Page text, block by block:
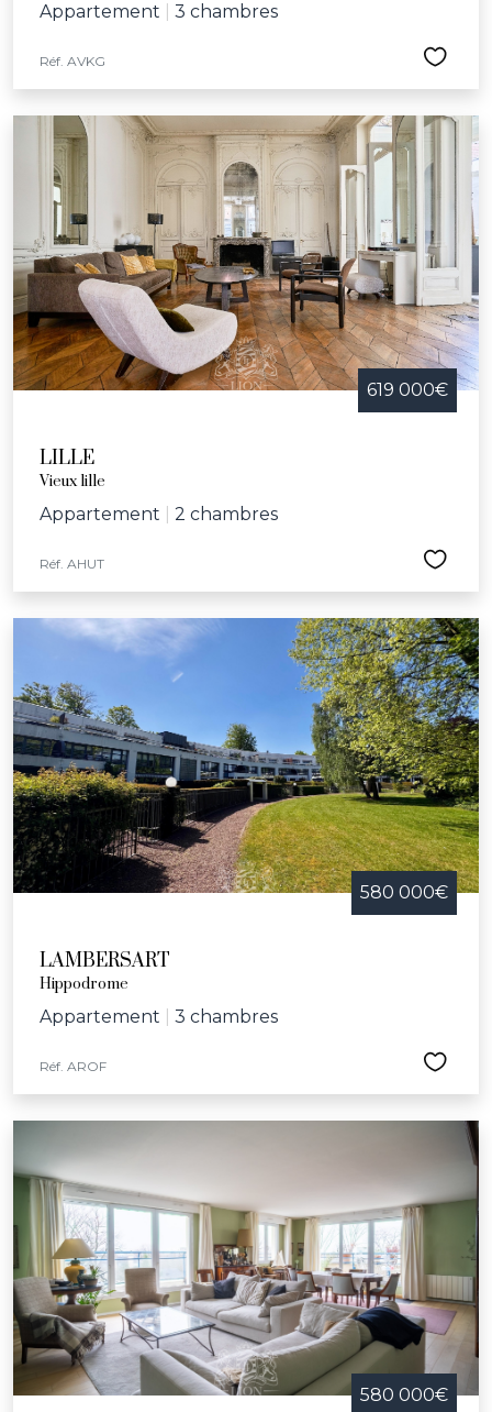
Appartement 3 chambres
Réf. AVKG
619 000€
LILLE
Vieux lille
Appartement 2 chambres
Réf. AHUT
580 000€
LAMBERSART
Hippodrome
Appartement 3 chambres
Réf. AROF
580 000€